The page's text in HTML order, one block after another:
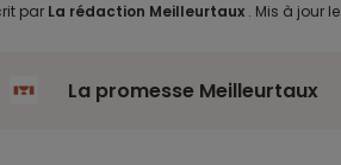
par La rédaction Meilleurtaux . Mis à jour le
La promesse Meilleurtaux